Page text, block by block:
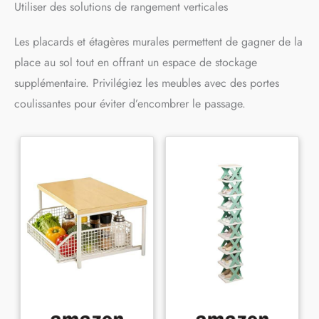
Utiliser des solutions de rangement verticales
Les placards et étagères murales permettent de gagner de la
place au sol tout en offrant un espace de stockage
supplémentaire. Privilégiez les meubles avec des portes
coulissantes pour éviter d’encombrer le passage.